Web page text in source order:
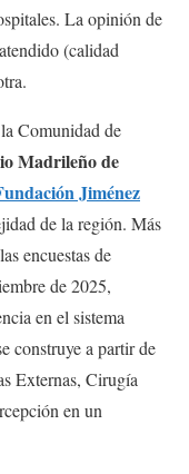
La opinión de
(calidad
Comunidad de
Madrileño de
Jiménez
de la región. Más
encuestas de
de 2025,
en el sistema
construye a partir de
Externas, Cirugía
en un